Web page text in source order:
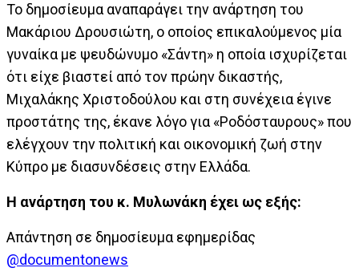
Το δημοσίευμα αναπαράγει την ανάρτηση του
Μακάριου Δρουσιώτη, ο οποίος επικαλούμενος μία
γυναίκα με ψευδώνυμο «Σάντη» η οποία ισχυρίζεται
ότι είχε βιαστεί από τον πρώην δικαστής,
Μιχαλάκης Χριστοδούλου και στη συνέχεια έγινε
προστάτης της, έκανε λόγο για «Ροδόσταυρους» που
ελέγχουν την πολιτική και οικονομική ζωή στην
Κύπρο με διασυνδέσεις στην Ελλάδα.
Η ανάρτηση του κ. Μυλωνάκη έχει ως εξής:
Απάντηση σε δημοσίευμα εφημερίδας
@documentonews